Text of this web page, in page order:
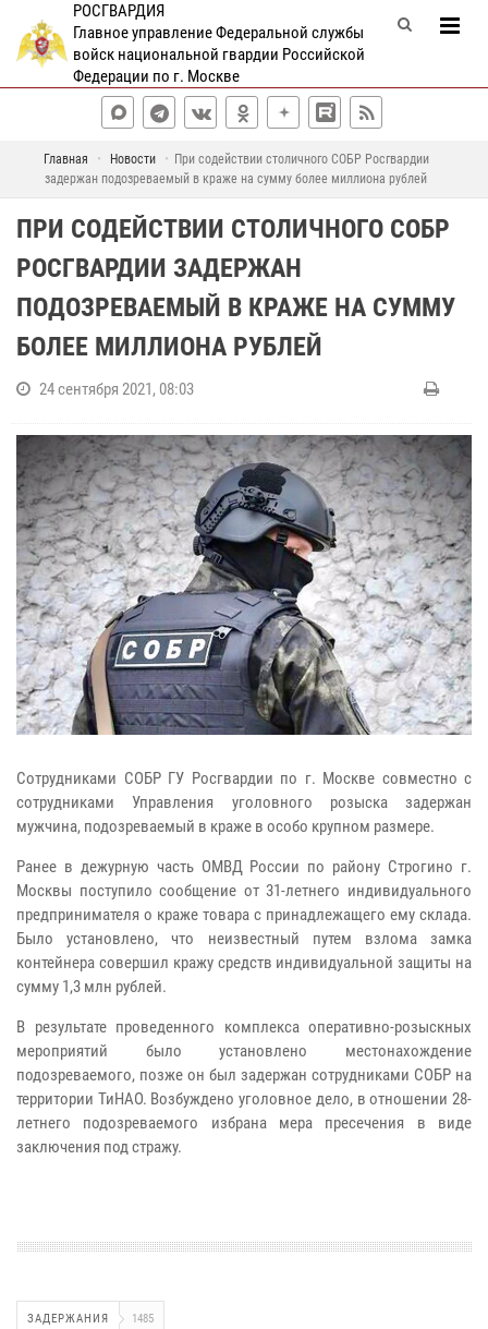
РОСГВАРДИЯ
Главное управление Федеральной службы
войск национальной гвардии Российской
Федерации по г. Москве
Главная Новости
При содействии столичного СОБР Росгвардии
задержан подозреваемый в краже на сумму более миллиона рублей
ПРИ СОДЕЙСТВИИ СТОЛИЧНОГО СОБР
РОСГВАРДИИ ЗАДЕРЖАН
ПОДОЗРЕВАЕМЫЙ В КРАЖЕ НА СУММУ
БОЛЕЕ МИЛЛИОНА РУБЛЕЙ
24 сентября 2021, 08:03
Сотрудниками СОБР ГУ Росгвардии по г. Москве совместно с
сотрудниками Управления уголовного розыска задержан
мужчина, подозреваемый в краже в особо крупном размере.
Ранее в дежурную часть ОМВД России по району Строгино г.
Москвы поступило сообщение от 31-летнего индивидуального
предпринимателя о краже товара с принадлежащего ему склада.
Было установлено, что неизвестный путем взлома замка
контейнера совершил кражу средств индивидуальной защиты на
сумму 1,3 млн рублей.
В результате проведенного комплекса оперативно-розыскных
мероприятий было установлено местонахождение
подозреваемого, позже он был задержан сотрудниками СОБР на
территории ТиНАО. Возбуждено уголовное дело, в отношении 28-
летнего подозреваемого избрана мера пресечения в виде
заключения под стражу.
ЗАДЕРЖАНИЯ 1485